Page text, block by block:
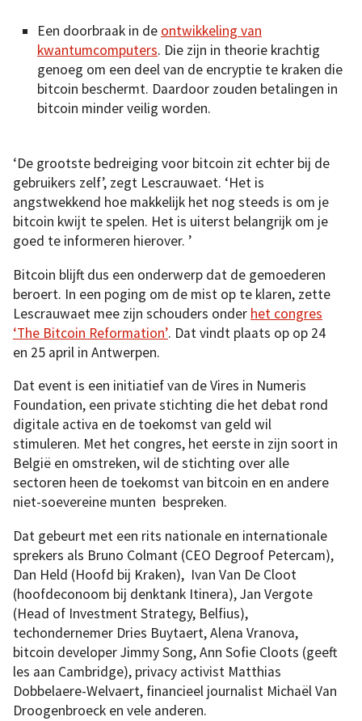
Een doorbraak in de ontwikkeling van
kwantumcomputers. Die zijn in theorie krachtig
genoeg om een deel van de encryptie te kraken die
bitcoin beschermt. Daardoor zouden betalingen in
bitcoin minder veilig worden.
‘De grootste bedreiging voor bitcoin zit echter bij de
gebruikers zelf’, zegt Lescrauwaet. ‘Het is
angstwekkend hoe makkelijk het nog steeds is om je
bitcoin kwijt te spelen. Het is uiterst belangrijk om je
goed te informeren hierover. ’
Bitcoin blijft dus een onderwerp dat de gemoederen
beroert. In een poging om de mist op te klaren, zette
Lescrauwaet mee zijn schouders onder het congres
‘The Bitcoin Reformation’. Dat vindt plaats op op 24
en 25 april in Antwerpen.
Dat event is een initiatief van de Vires in Numeris
Foundation, een private stichting die het debat rond
digitale activa en de toekomst van geld wil
stimuleren. Met het congres, het eerste in zijn soort in
België en omstreken, wil de stichting over alle
sectoren heen de toekomst van bitcoin en en andere
niet-soevereine munten bespreken.
Dat gebeurt met een rits nationale en internationale
sprekers als Bruno Colmant (CEO Degroof Petercam),
Dan Held (Hoofd bij Kraken), Ivan Van De Cloot
(hoofdeconoom bij denktank Itinera), Jan Vergote
(Head of Investment Strategy, Belfius),
techondernemer Dries Buytaert, Alena Vranova,
bitcoin developer Jimmy Song, Ann Sofie Cloots (geeft
les aan Cambridge), privacy activist Matthias
Dobbelaere-Welvaert, financieel journalist Michaël Van
Droogenbroeck en vele anderen.